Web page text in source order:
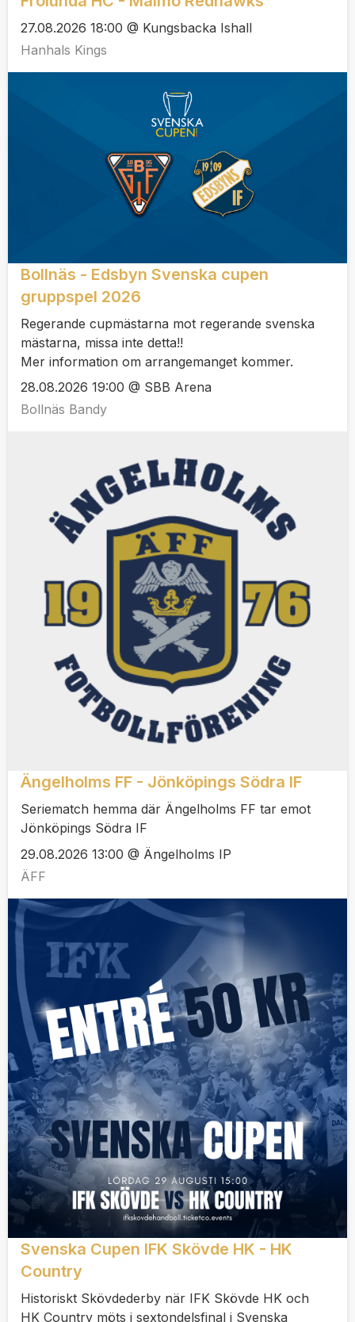
27.08.2026 18:00 @ Kungsbacka Ishall
Hanhals Kings
Bollnäs - Edsbyn Svenska cupen
gruppspel 2026
Regerande cupmästarna mot regerande svenska
mästarna, missa inte detta!!
Mer information om arrangemanget kommer.
28.08.2026 19:00 @ SBB Arena
Bollnäs Bandy
Ängelholms FF - Jönköpings Södra IF
Seriematch hemma där Ängelholms FF tar emot
Jönköpings Södra IF
29.08.2026 13:00 @ Ängelholms IP
ÄFF
Svenska Cupen IFK Skövde HK - HK
Country
Historiskt Skövdederby när IFK Skövde HK och
HK Country möts i sextondelsfinal i Svenska